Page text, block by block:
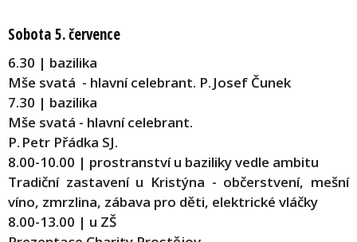
Sobota 5. července
6.30 | bazilika
Mše svatá - hlavní celebrant. P. Josef Čunek
7.30 | bazilika
Mše svatá - hlavní celebrant.
P. Petr Přádka SJ.
8.00-10.00 | prostranství u baziliky vedle ambitu
Tradiční zastavení u Kristýna - občerstvení, mešní
víno, zmrzlina, zábava pro děti, elektrické vláčky
8.00-13.00 | u ZŠ